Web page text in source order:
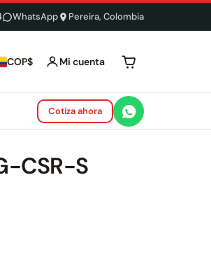
WhatsApp Pereira, Colombia
COP$ Mi cuenta Tu carrito está
Cotiza ahora
CSR-S